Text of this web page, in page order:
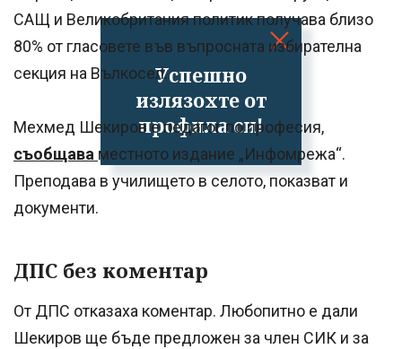
Успешно
излязохте от
профила си!
САЩ и Великобритания политик получава близо
80% от гласовете във въпросната избирателна
секция на Вълкосел.
Мехмед Шекиров е педагог по професия,
съобщава местното издание „Инфомрежа“.
Преподава в училището в селото, показват и
документи.
ДПС без коментар
От ДПС отказаха коментар. Любопитно е дали
Шекиров ще бъде предложен за член СИК и за